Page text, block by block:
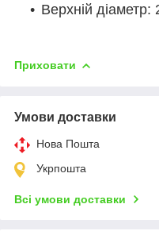
Верхній діаметр:
Приховати
Умови доставки
Нова Пошта
Укрпошта
Всі умови доставки